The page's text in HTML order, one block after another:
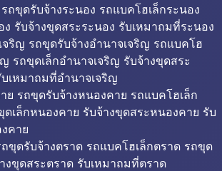
ถขุดรับจ้างระนอง รถแบคโฮเล็กระนอง
ง รับจ้างขุดสระระนอง รับเหมาถมที่ระนอง
จริญ รถขุดรับจ้างอำนาจเจริญ รถแบคโฮ
ญ รถขุดเล็กอำนาจเจริญ รับจ้างขุดสระ
เหมาถมที่อำนาจเจริญ
ย รถขุดรับจ้างหนองคาย รถแบคโฮเล็ก
เล็กหนองคาย รับจ้างขุดสระหนองคาย รับ
คาย
ขุดรับจ้างตราด รถแบคโฮเล็กตราด รถขุด
งขุดสระตราด รับเหมาถมที่ตราด